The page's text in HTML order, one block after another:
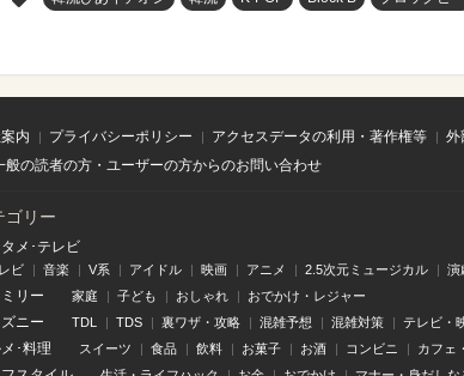
内 プライバシーポリシー アクセスデータの利用・著作権等 外
般の読者の方・ユーザーの方からのお問い合わせ
ゴリー
メ･テレビ
ビ 音楽 V系 アイドル 映画 アニメ 2.5次元ミュージカル 演
リー 家庭 子ども おしゃれ おでかけ・レジャー
ニー TDL TDS 裏ワザ・攻略 混雑予想 混雑対策 テレビ・
･料理 スイーツ 食品 飲料 お菓子 お酒 コンビニ カフェ